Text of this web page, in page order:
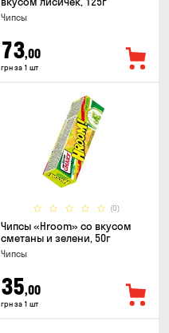
Чипсы
73,00
грн за 1 шт
(0)
Чипсы «Hroom» со вкусом
сметаны и зелени, 50г
Чипсы
35,00
грн за 1 шт